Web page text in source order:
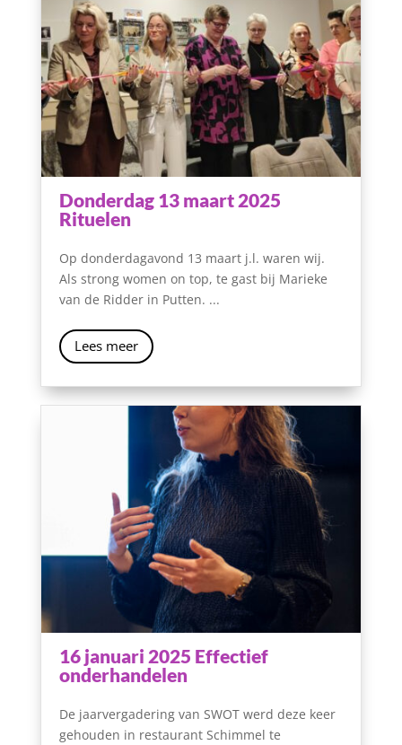
Donderdag 13 maart 2025
Rituelen
Op donderdagavond 13 maart j.l. waren wij.
Als strong women on top, te gast bij Marieke
van de Ridder in Putten. ...
Lees meer
16 januari 2025 Effectief
onderhandelen
De jaarvergadering van SWOT werd deze keer
gehouden in restaurant Schimmel te